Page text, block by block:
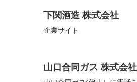
下関酒造 株式会社
企業サイト
山口合同ガス 株式会社